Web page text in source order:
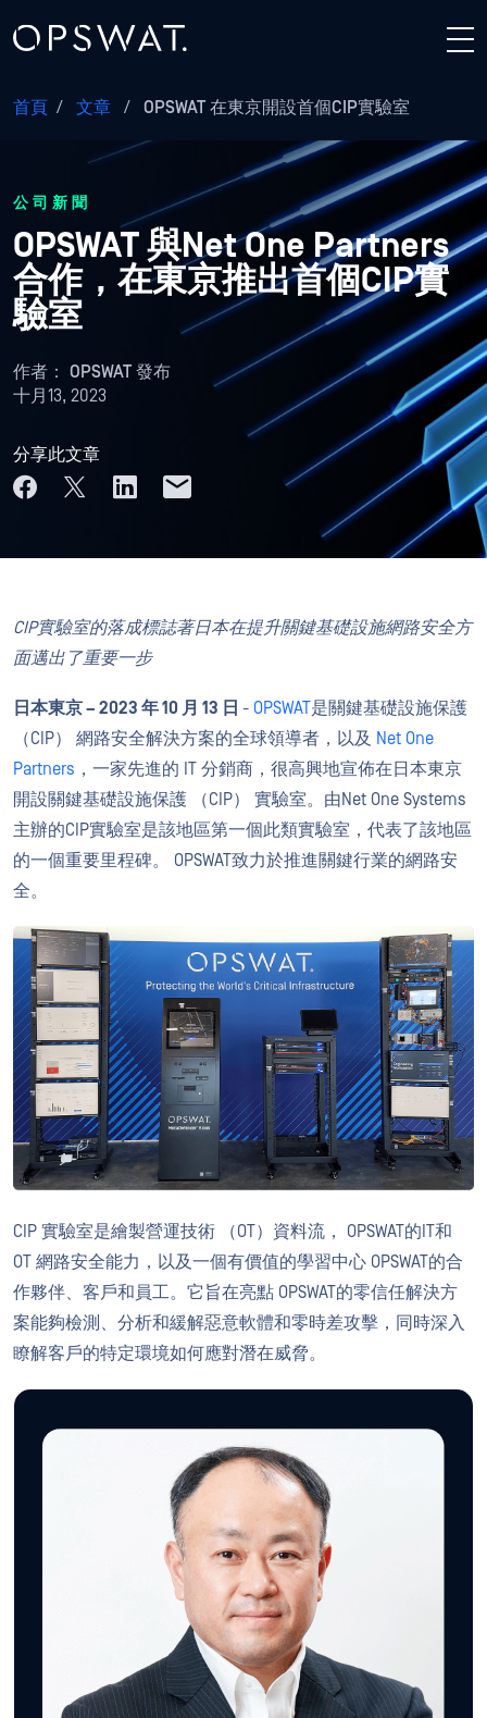
首頁 / 文章 / OPSWAT 在東京開設首個CIP實驗室
公司新聞
OPSWAT 與Net One Partners
合作，在東京推出首個CIP實
驗室
作者： OPSWAT 發布
十月13, 2023
分享此文章
CIP實驗室的落成標誌著日本在提升關鍵基礎設施網路安全方
面邁出了重要一步
日本東京 – 2023 年 10 月 13 日 - OPSWAT是關鍵基礎設施保護
（CIP） 網路安全解決方案的全球領導者，以及 Net One
Partners ，一家先進的 IT 分銷商，很高興地宣佈在日本東京
開設關鍵基礎設施保護 （CIP） 實驗室。由Net One Systems
主辦的CIP實驗室是該地區第一個此類實驗室，代表了該地區
的一個重要里程碑。 OPSWAT致力於推進關鍵行業的網路安
全。
CIP 實驗室是繪製營運技術 （OT）資料流， OPSWAT的IT和
OT 網路安全能力，以及一個有價值的學習中心 OPSWAT的合
作夥伴、客戶和員工。它旨在亮點 OPSWAT的零信任解決方
案能夠檢測、分析和緩解惡意軟體和零時差攻擊，同時深入
瞭解客戶的特定環境如何應對潛在威脅。